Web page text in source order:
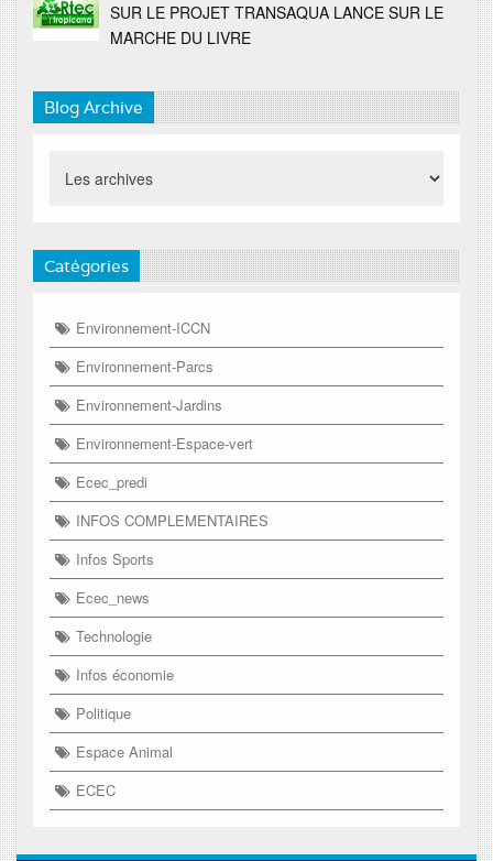
SUR LE PROJET TRANSAQUA LANCE SUR LE
MARCHE DU LIVRE
Blog Archive
Catégories
Environnement-ICCN
Environnement-Parcs
Environnement-Jardins
Environnement-Espace-vert
Ecec_predi
INFOS COMPLEMENTAIRES
Infos Sports
Ecec_news
Technologie
Infos économie
Politique
Espace Animal
ECEC